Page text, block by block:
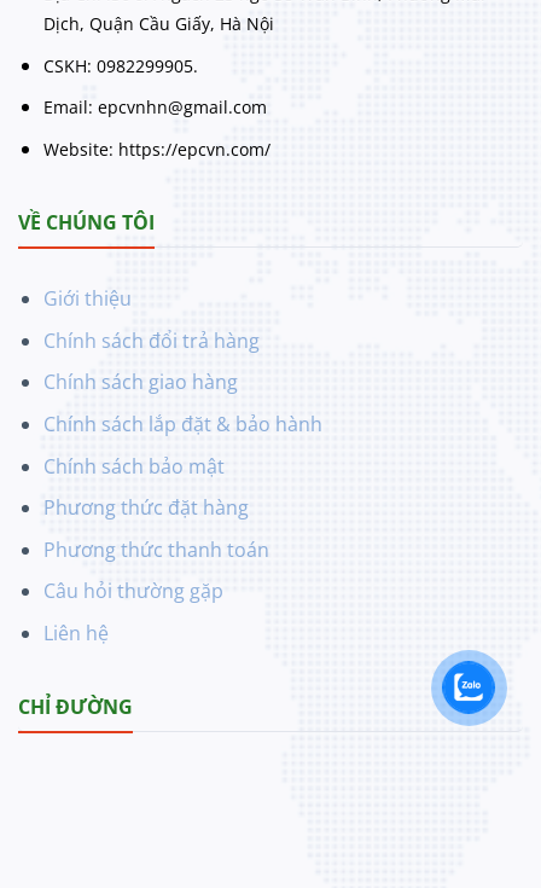
Dịch, Quận Cầu Giấy, Hà Nội
CSKH: 0982299905.
Email: epcvnhn@gmail.com
Website: https://epcvn.com/
VỀ CHÚNG TÔI
Giới thiệu
Chính sách đổi trả hàng
Chính sách giao hàng
Chính sách lắp đặt & bảo hành
Chính sách bảo mật
Phương thức đặt hàng
Phương thức thanh toán
Câu hỏi thường gặp
Liên hệ
CHỈ ĐƯỜNG